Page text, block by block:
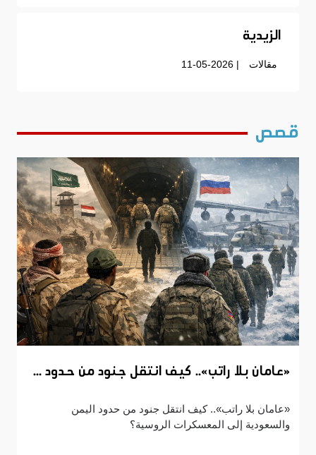
الزيدية
مقالات | 11-05-2026
قصص
«عامان بلا راتب».. كيف انتقل جنود من حدود ...
«عامان بلا راتب».. كيف انتقل جنود من حدود اليمن
والسعودية إلى المعسكرات الروسية؟